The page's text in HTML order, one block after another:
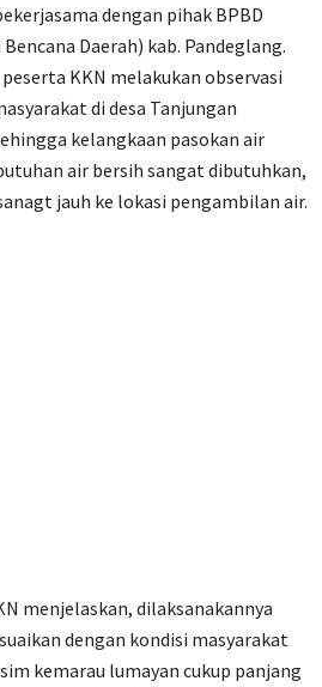
dengan pihak BPBD
Daerah) kab. Pandeglang.
KKN melakukan observasi
di desa Tanjungan
kelangkaan pasokan air
air bersih sangat dibutuhkan,
jauh ke lokasi pengambilan air.
menjelaskan, dilaksanakannya
dengan kondisi masyarakat
kemarau lumayan cukup panjang